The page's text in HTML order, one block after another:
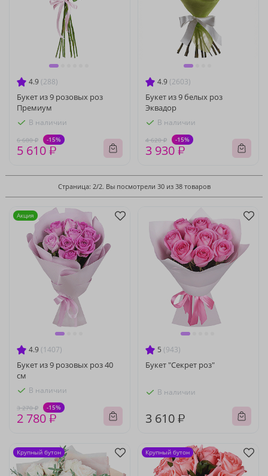
4.9 (288)
Букет из 9 розовых роз
Премиум
В наличии
6 600 ₽ -15%
5 610 ₽
4.9 (2603)
Букет из 9 белых роз
Эквадор
В наличии
4 620 ₽ -15%
3 930 ₽
Страница: 2/2. Вы посмотрели 30 из 38 товаров
4.9 (1407)
Букет из 9 розовых роз 40
см
В наличии
3 270 ₽ -15%
2 780 ₽
Акция
5 (943)
Букет "Секрет роз"
В наличии
3 610 ₽
Крупный бутон Крупный бутон